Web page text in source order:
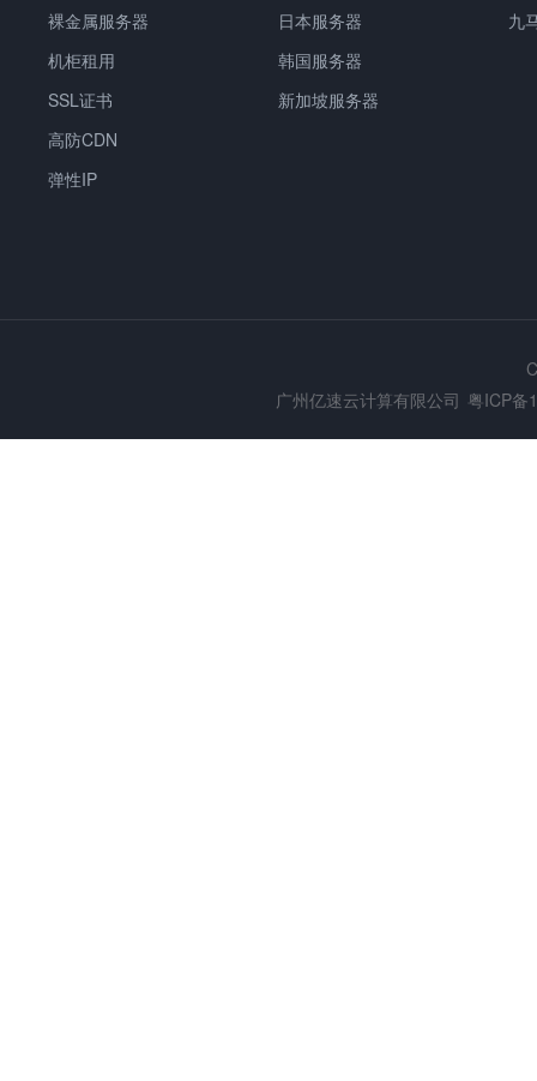
裸金属服务器
机柜租用
SSL证书
高防CDN
弹性IP
日本服务器
韩国服务器
新加坡服务器
九
广州亿速云计算有限公司 粤ICP备